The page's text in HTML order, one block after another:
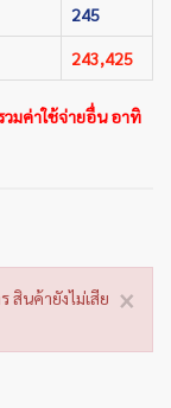
245
243,425
วมค่าใช้จ่ายอื่น อาทิ
×
สินค้ายังไม่เสีย